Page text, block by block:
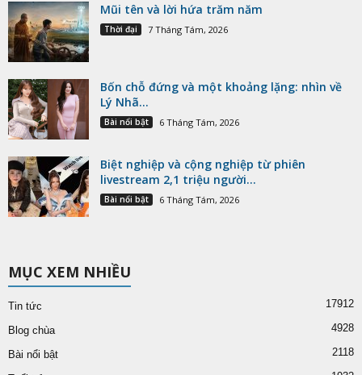
Mũi tên và lời hứa trăm năm
Thời đại 7 Tháng Tám, 2026
Bốn chỗ đứng và một khoảng lặng: nhìn về
Lý Nhã...
Bài nổi bật 6 Tháng Tám, 2026
Biệt nghiệp và cộng nghiệp từ phiên
livestream 2,1 triệu người...
Bài nổi bật 6 Tháng Tám, 2026
MỤC XEM NHIỀU
Tin tức 17912
Blog chùa 4928
Bài nổi bật 2118